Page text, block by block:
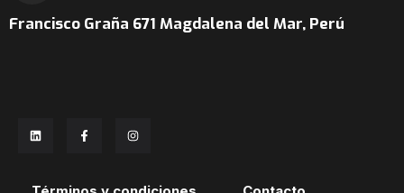
Francisco Graña 671 Magdalena del Mar, Perú